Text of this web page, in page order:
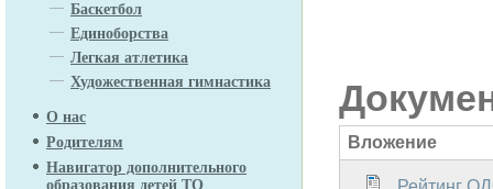
Баскетбол
Единоборства
Легкая атлетика
Художественная гимнастика
О нас
Родителям
Навигатор дополнительного
образования детей ТО
Вложение